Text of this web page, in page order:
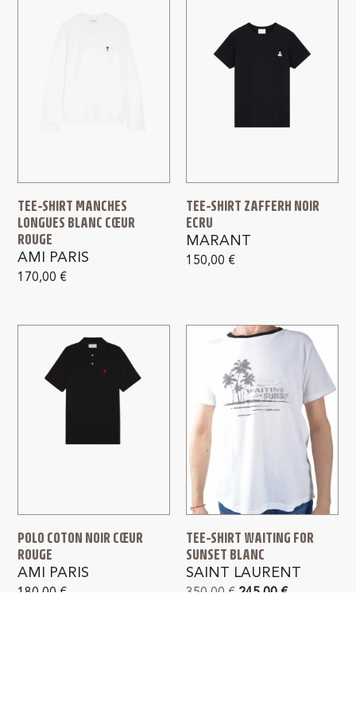
TEE-SHIRT MANCHES
LONGUES BLANC CŒUR
ROUGE
AMI PARIS
170,00 €
TEE-SHIRT ZAFFERH NOIR
ECRU
MARANT
150,00 €
POLO COTON NOIR CŒUR
ROUGE
AMI PARIS
180,00 €
TEE-SHIRT WAITING FOR
SUNSET BLANC
SAINT LAURENT
350,00 € 245,00 €